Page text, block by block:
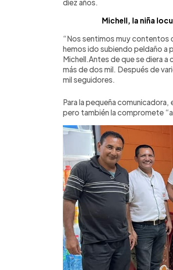
diez años.
Michell, la niña
“Nos sentimos muy contentos
hemos ido subiendo peldaño a
Michell.Antes de que se diera a
más de dos mil. Después de
mil seguidores.
Para la pequeña
pero también la compromete